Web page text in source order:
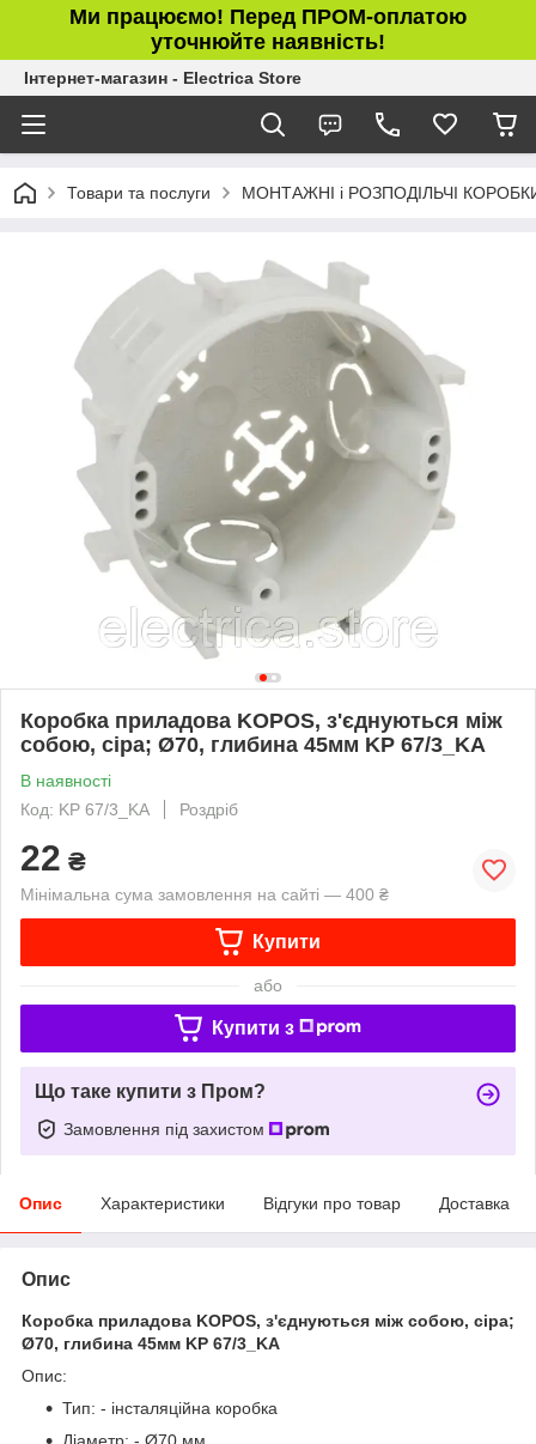
Ми працюємо! Перед ПРОМ-оплатою
уточнюйте наявність!
Інтернет-магазин - Electrica Store
Товари та послуги МОНТАЖНІ і РОЗПОДІЛЬЧІ
Коробка приладова KOPOS, з'єднуються між
собою, сіра; Ø70, глибина 45мм KP 67/3_KA
В наявності
Код: KP 67/3_KA
Роздріб
22 ₴
Мінімальна сума замовлення на сайті — 400 ₴
Купити
або
Купити з
Що таке купити з Пром?
Замовлення під захистом
Опис Характеристики Відгуки про товар Доставка
Опис
Коробка приладова KOPOS, з'єднуються між собою, сіра;
Ø70, глибина 45мм KP 67/3_KA
Опис:
Тип: - інсталяційна коробка
Діаметр: - Ø70 мм